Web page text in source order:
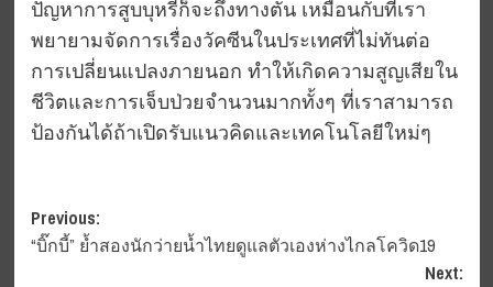
ปัญหาการสูบบุหรี่ก็จะถึงทางตัน เหมือนกับที่เรา
พยายามจัดการเรื่องวัคซีนในประเทศที่ไม่ทันต่อ
การเปลี่ยนแปลงภายนอก ทำให้เกิดความสูญเสียใน
ชีวิตและการเจ็บป่วยจำนวนมากทั้งๆ ที่เราสามารถ
ป้องกันได้ถ้าเปิดรับแนวคิดและเทคโนโลยีใหม่ๆ
Post
navigation
Previous:
“บิ๊กบี้” ย้ำสองนักว่ายน้ำไทยดูแลตัวเองห่างไกลโควิด19
Next: